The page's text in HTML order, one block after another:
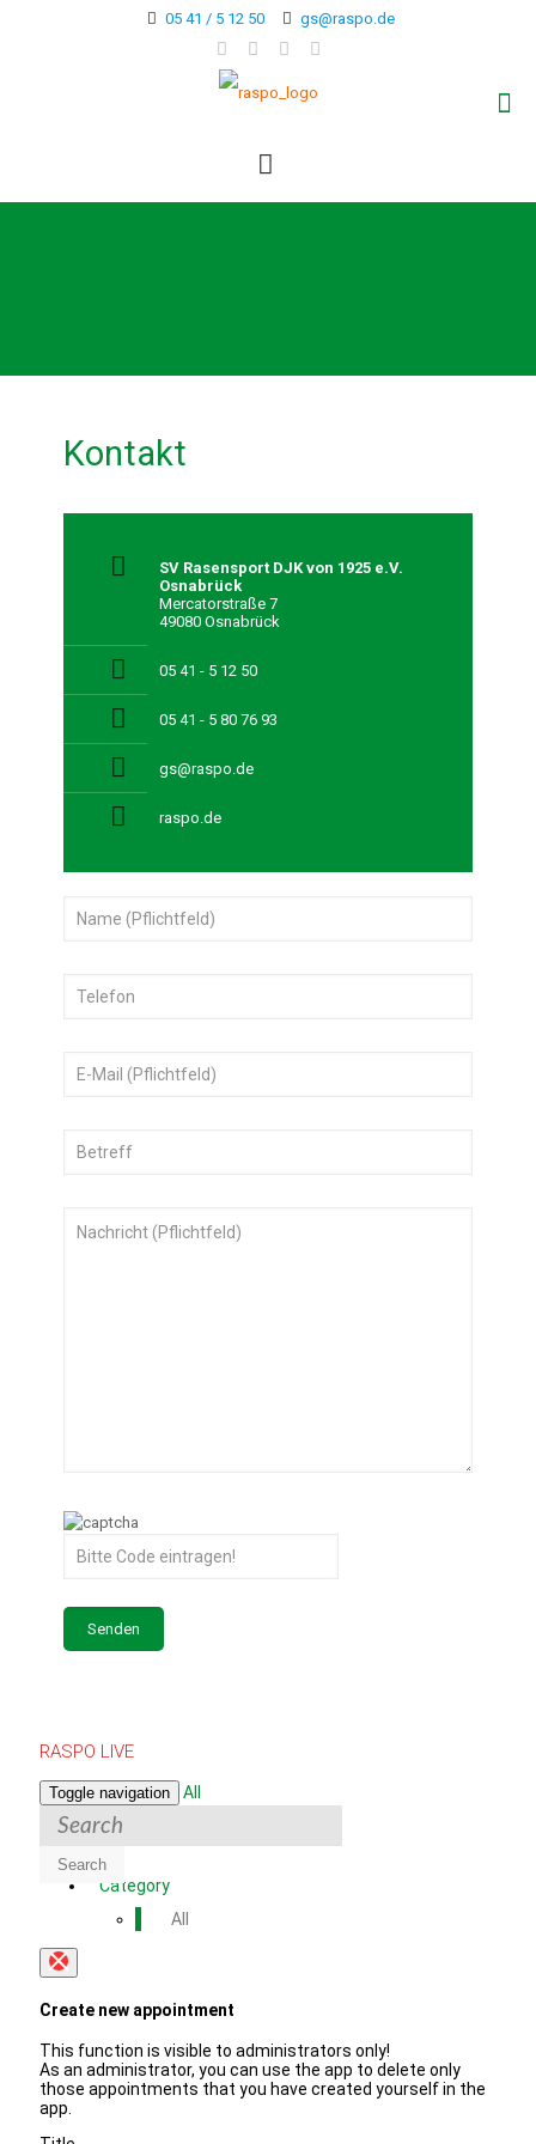
05 41 / 5 12 50 gs@raspo.de
Kontakt
SV Rasensport DJK von 1925 e.V.
Osnabrück
Mercatorstraße 7
49080 Osnabrück
05 41 - 5 12 50
05 41 - 5 80 76 93
gs@raspo.de
raspo.de
RASPO LIVE